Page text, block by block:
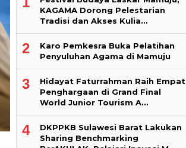
KAGAMA Dorong Pelestarian
Tradisi dan Akses Kulia…
2
Karo Pemkesra Buka Pelatihan
Penyuluhan Agama di Mamuju
3
Hidayat Faturrahman Raih Empat
Penghargaan di Grand Final
World Junior Tourism A…
4
DKPPKB Sulawesi Barat Lakukan
Sharing Benchmarking